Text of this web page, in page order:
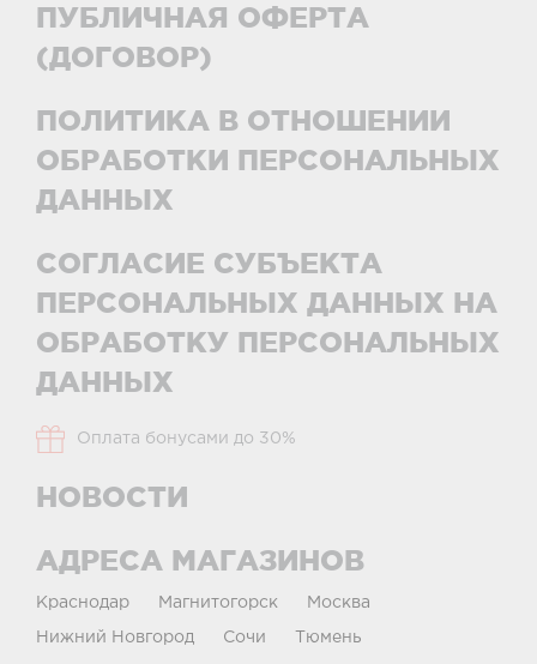
ПУБЛИЧНАЯ ОФЕРТА
(ДОГОВОР)
ПОЛИТИКА В ОТНОШЕНИИ
ОБРАБОТКИ ПЕРСОНАЛЬНЫХ
ДАННЫХ
СОГЛАСИЕ СУБЪЕКТА
ПЕРСОНАЛЬНЫХ ДАННЫХ НА
ОБРАБОТКУ ПЕРСОНАЛЬНЫХ
ДАННЫХ
Оплата бонусами до 30%
НОВОСТИ
АДРЕСА МАГАЗИНОВ
Краснодар Магнитогорск Москва
Нижний Новгород Сочи Тюмень